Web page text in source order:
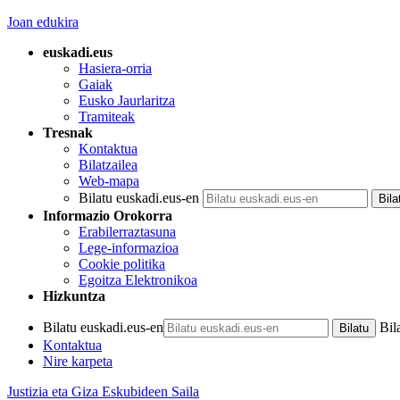
Joan edukira
euskadi.eus
Hasiera-orria
Gaiak
Eusko Jaurlaritza
Tramiteak
Tresnak
Kontaktua
Bilatzailea
Web-mapa
Bilatu euskadi.eus-en
Informazio Orokorra
Erabilerraztasuna
Lege-informazioa
Cookie politika
Egoitza Elektronikoa
Hizkuntza
Bilatu euskadi.eus-en
Kontaktua
Nire karpeta
Justizia eta Giza Eskubideen Saila